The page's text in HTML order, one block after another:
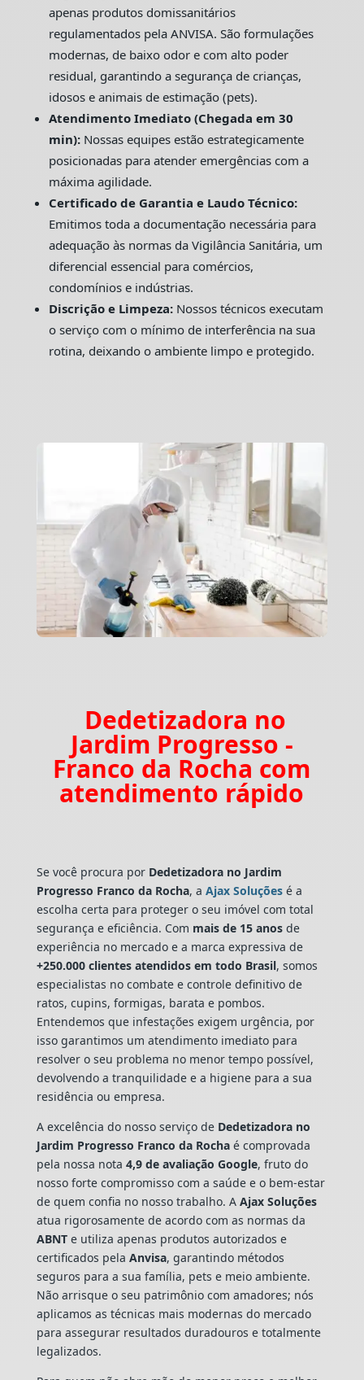
apenas produtos domissanitários
regulamentados pela ANVISA. São formulações
modernas, de baixo odor e com alto poder
residual, garantindo a segurança de crianças,
idosos e animais de estimação (pets).
Atendimento Imediato (Chegada em 30
min):Nossas equipes estão estrategicamente
posicionadas para atender emergências com a
máxima agilidade.
Certificado de Garantia e Laudo Técnico:
Emitimos toda a documentação necessária para
adequação às normas da Vigilância Sanitária, um
diferencial essencial para comércios,
condomínios e indústrias.
Discrição e Limpeza:Nossos técnicos executam
o serviço com o mínimo de interferência na sua
rotina, deixando o ambiente limpo e protegido.
Dedetizadora no
Jardim Progresso -
Franco da Rocha com
atendimento rápido
Se você procura por Dedetizadora no Jardim
Progresso Franco da Rocha, a Ajax Soluçõesé a
escolha certa para proteger o seu imóvel com total
segurança e eficiência. Com mais de 15 anosde
experiência no mercado e a marca expressiva de
+250.000 clientes atendidos em todo Brasil, somos
especialistas no combate e controle definitivo de
ratos, cupins, formigas, barata e pombos.
Entendemos que infestações exigem urgência, por
isso garantimos um atendimento imediato para
resolver o seu problema no menor tempo possível,
devolvendo a tranquilidade e a higiene para a sua
residência ou empresa.
A excelência do nosso serviço de Dedetizadora no
Jardim Progresso Franco da Rochaé comprovada
pela nossa nota 4,9 de avaliação Google, fruto do
nosso forte compromisso com a saúde e o bem-estar
de quem confia no nosso trabalho. A Ajax Soluções
atua rigorosamente de acordo com as normas da
ABNTe utiliza apenas produtos autorizados e
certificados pela Anvisa, garantindo métodos
seguros para a sua família, pets e meio ambiente.
Não arrisque o seu patrimônio com amadores; nós
aplicamos as técnicas mais modernas do mercado
para assegurar resultados duradouros e totalmente
legalizados.